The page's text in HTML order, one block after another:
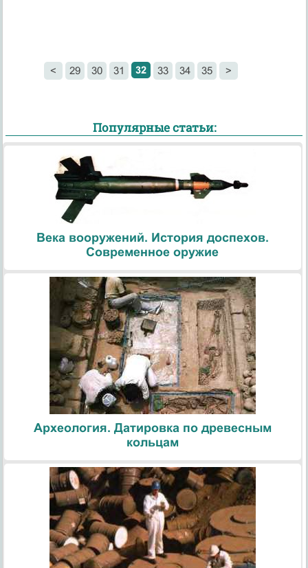
< 29 30 31 32 33 34 35 >
Популярные статьи:
Века вооружений. История доспехов.
Современное оружие
Археология. Датировка по древесным
кольцам